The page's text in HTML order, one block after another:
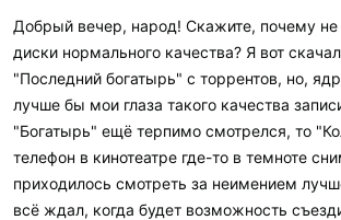
Добрый вечер, народ! Скажите, почему не
диски нормального качества? Я вот
"Последний богатырь" с торрентов, но,
лучше бы мои глаза такого качества
"Богатырь" ещё терпимо смотрелся, то
телефон в кинотеатре где-то в темноте
приходилось смотреть за неимением
всё ждал, когда будет возможность